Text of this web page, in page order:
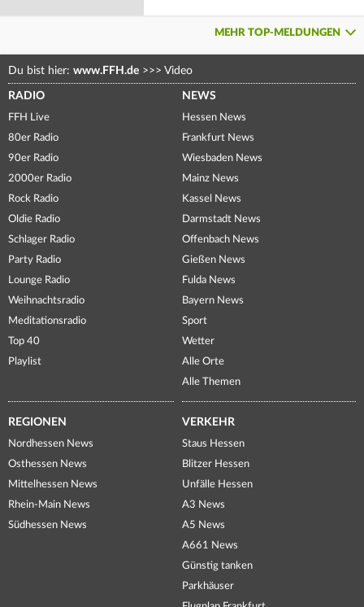
MEHR TOP-MELDUNGEN
Du bist hier: www.FFH.de >>> Video
RADIO
FFH Live
80er Radio
90er Radio
2000er Radio
Rock Radio
Oldie Radio
Schlager Radio
Party Radio
Lounge Radio
Weihnachtsradio
Meditationsradio
Top 40
Playlist
NEWS
Hessen News
Frankfurt News
Wiesbaden News
Mainz News
Kassel News
Darmstadt News
Offenbach News
Gießen News
Fulda News
Bayern News
Sport
Wetter
Alle Orte
Alle Themen
REGIONEN
Nordhessen News
Osthessen News
Mittelhessen News
Rhein-Main News
Südhessen News
VERKEHR
Staus Hessen
Blitzer Hessen
Unfälle Hessen
A3 News
A5 News
A661 News
Günstig tanken
Parkhäuser